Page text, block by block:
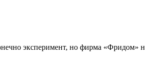
эксперимент, но фирма «Фридом»